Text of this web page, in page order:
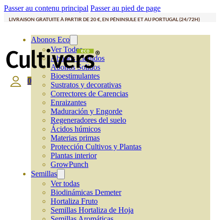
Passer au contenu principal Passer au pied de page
LIVRAISON GRATUITE À PARTIR DE 20 €, EN PÉNINSULE ET AU PORTUGAL (24/72H)
Abonos Eco
Ver Todos
Abonos Líquidos
Abonos Solidos
Bioestimulantes
Sustratos y decorativas
Correctores de Carencias
Enraizantes
Maduración y Engorde
Regeneradores del suelo
Ácidos húmicos
Materias primas
Protección Cultivos y Plantas
Plantas interior
GrowPunch
Semillas
Ver todas
Biodinámicas Demeter
Hortaliza Fruto
Semillas Hortaliza de Hoja
0